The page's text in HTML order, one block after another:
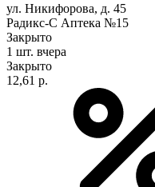
ул. Никифорова, д. 45
Радикс-С Аптека №15
Закрыто
1 шт. вчера
Закрыто
12,61 р.